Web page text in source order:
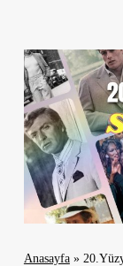
Anasayfa»